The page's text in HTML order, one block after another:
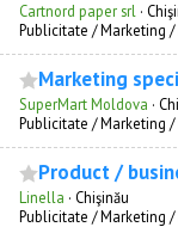
Cartnord paper srl ·
Publicitate / Marketing /
Marketing
SuperMart Moldova ·
Publicitate / Marketing /
Product /
Linella · Chişinău
Publicitate / Marketing /